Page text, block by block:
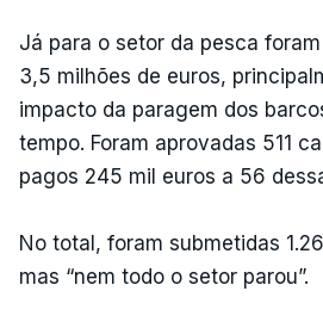
Já para o setor da pesca
3,5 milhões de euros,
impacto da paragem dos
tempo. Foram aprovadas 511
pagos 245 mil euros a 56
No total, foram submetidas
mas “nem todo o setor parou”.